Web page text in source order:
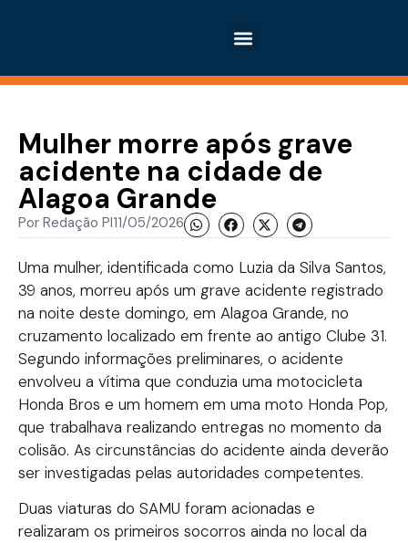
Mulher morre após grave
acidente na cidade de
Alagoa Grande
Por Redação PI11/05/2026
Uma mulher, identificada como Luzia da Silva Santos,
39 anos, morreu após um grave acidente registrado
na noite deste domingo, em Alagoa Grande, no
cruzamento localizado em frente ao antigo Clube 31.
Segundo informações preliminares, o acidente
envolveu a vítima que conduzia uma motocicleta
Honda Bros e um homem em uma moto Honda Pop,
que trabalhava realizando entregas no momento da
colisão. As circunstâncias do acidente ainda deverão
ser investigadas pelas autoridades competentes.
Duas viaturas do SAMU foram acionadas e
realizaram os primeiros socorros ainda no local da